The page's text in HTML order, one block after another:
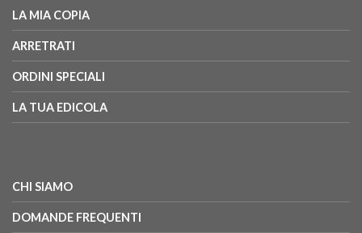
LA MIA COPIA
ARRETRATI
ORDINI SPECIALI
LA TUA EDICOLA
CHI SIAMO
DOMANDE FREQUENTI